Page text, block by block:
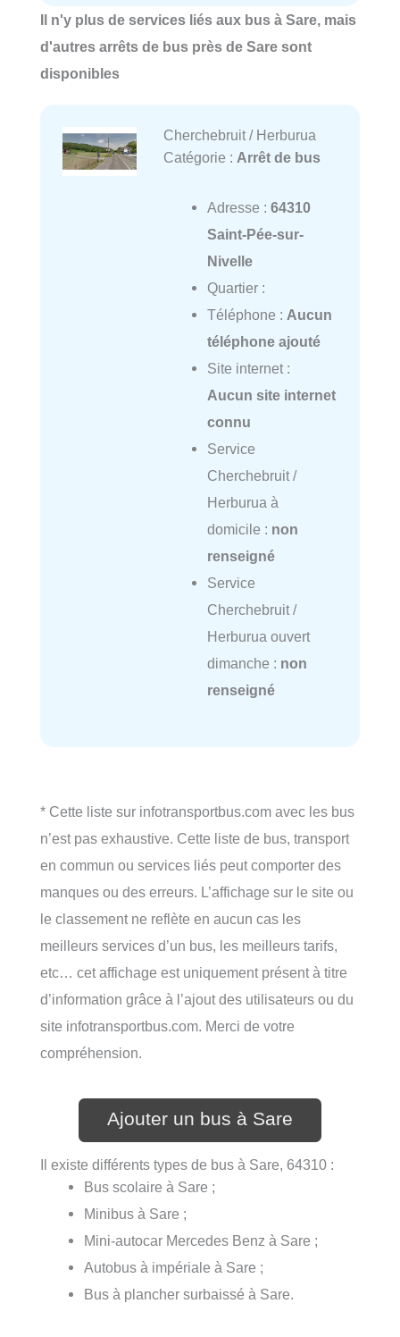
Il n'y plus de services liés aux bus à Sare, mais
d'autres arrêts de bus près de Sare sont
disponibles
Cherchebruit / Herburua
Catégorie : Arrêt de bus
Adresse : 64310
Saint-Pée-sur-
Nivelle
Quartier :
Téléphone : Aucun
téléphone ajouté
Site internet :
Aucun site internet
connu
Service
Cherchebruit /
Herburua à
domicile : non
renseigné
Service
Cherchebruit /
Herburua ouvert
dimanche : non
renseigné
* Cette liste sur infotransportbus.com avec les bus
n’est pas exhaustive. Cette liste de bus, transport
en commun ou services liés peut comporter des
manques ou des erreurs. L’affichage sur le site ou
le classement ne reflète en aucun cas les
meilleurs services d’un bus, les meilleurs tarifs,
etc… cet affichage est uniquement présent à titre
d’information grâce à l’ajout des utilisateurs ou du
site infotransportbus.com. Merci de votre
compréhension.
Ajouter un bus à Sare
Il existe différents types de bus à Sare, 64310 :
Bus scolaire à Sare ;
Minibus à Sare ;
Mini-autocar Mercedes Benz à Sare ;
Autobus à impériale à Sare ;
Bus à plancher surbaissé à Sare.